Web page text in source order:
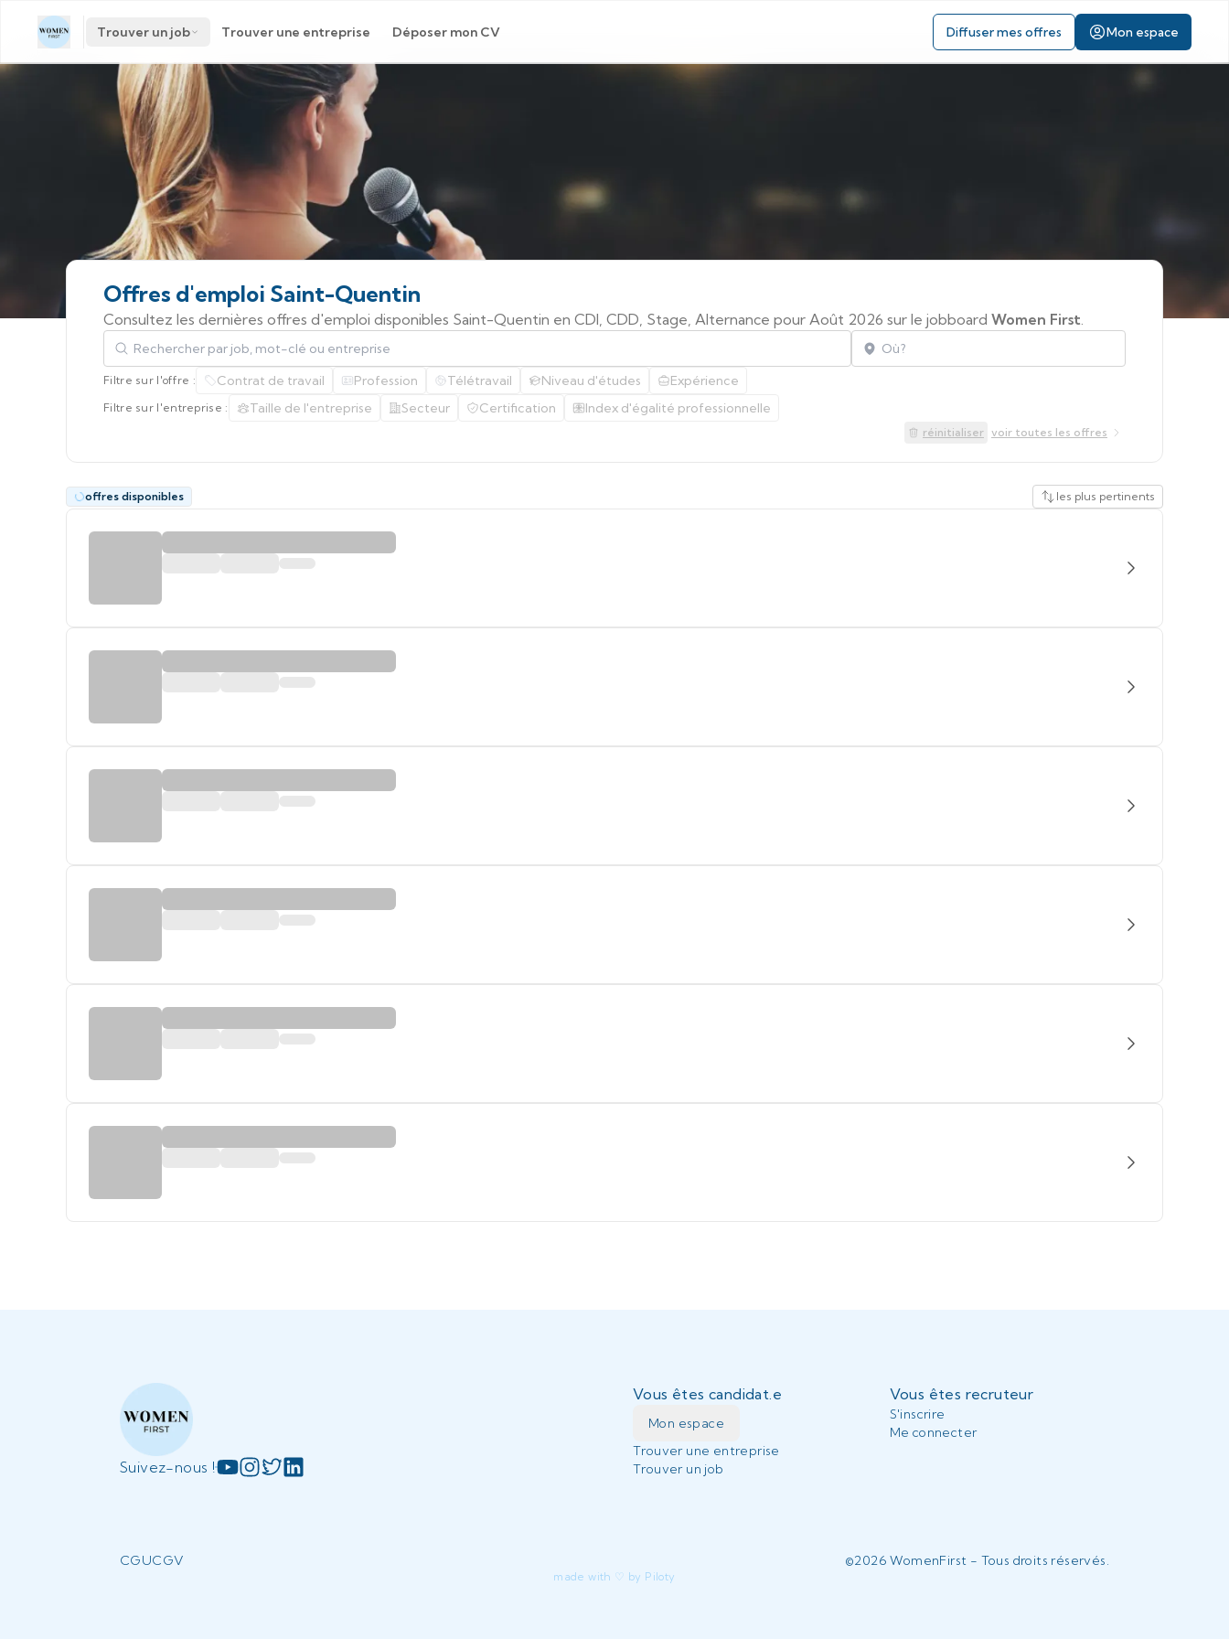
Trouver un job Trouver une entreprise Déposer mon CV Diffuser mes offres Mon espace
Offres d'emploi Saint-Quentin
Consultez les dernières offres d'emploi disponibles Saint-Quentin en CDI, CDD, Stage, Alternance pour Août 2026 sur le jobboard Women First.
Rechercher par job, mot-clé ou entreprise Localisation
Filtre sur l'offre : Contrat de travail Profession Télétravail Niveau d'études Expérience
Filtre sur l'entreprise : Taille de l'entreprise Secteur Certification Index d'égalité professionnelle
réinitialiser voir toutes les offres
offres disponibles les plus pertinents
Suivez-nous !
Vous êtes candidat.e
Mon espace
Trouver une entreprise
Trouver un job
Vous êtes recruteur
S'inscrire
Me connecter
CGUCGV ©2026 WomenFirst - Tous droits réservés.
made with ♡ by Piloty